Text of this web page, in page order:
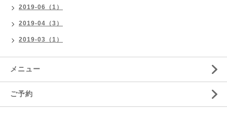
2019-06（1）
2019-04（3）
2019-03（1）
メニュー
ご予約